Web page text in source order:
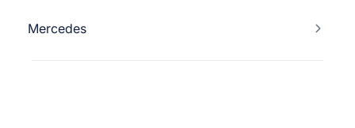
Mercedes